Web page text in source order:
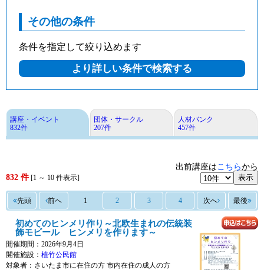
その他の条件
条件を指定して絞り込めます
講座・イベント
832件
団体・サークル
207件
人材バンク
457件
出前講座はこちらから
832 件[1 ～ 10 件表示] 表示
先頭 前へ 1 2 3 4 次へ 最後
初めてのヒンメリ作り～北欧生まれの伝統装
飾モビール ヒンメリを作ります～
開催期間：2026年9月4日
開催施設： 植竹公民館
対象者： さいたま市に在住の方 市内在住の成人の方